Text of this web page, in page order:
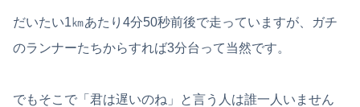
だいたい1㎞あたり4分50秒前後で走っていますが、ガチ
のランナーたちからすれば3分台って当然です。
でもそこで「君は遅いのね」と言う人は誰一人いません